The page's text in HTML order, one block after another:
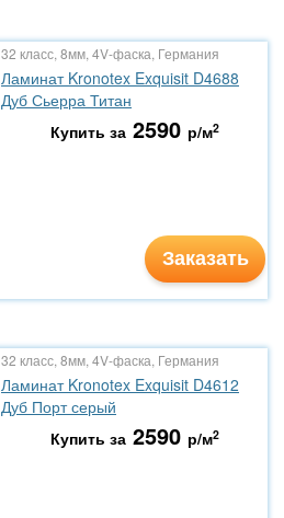
32 класс, 8мм, 4V-фаска, Германия
Ламинат Kronotex Exquisit D4688
Дуб Сьерра Титан
Купить за 2590 р/м2
Заказать
32 класс, 8мм, 4V-фаска, Германия
Ламинат Kronotex Exquisit D4612
Дуб Порт серый
Купить за 2590 р/м2